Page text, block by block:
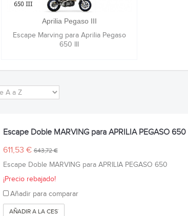
Aprilia Pegaso III
Escape Marving para Aprilia Pegaso
650 III
Escape Doble MARVING para APRILIA PEGASO 650
611,53 €643,72 €
Escape Doble MARVING para APRILIA PEGASO 650
¡Precio rebajado!
Añadir para comparar
AÑADIR A LA CESTA